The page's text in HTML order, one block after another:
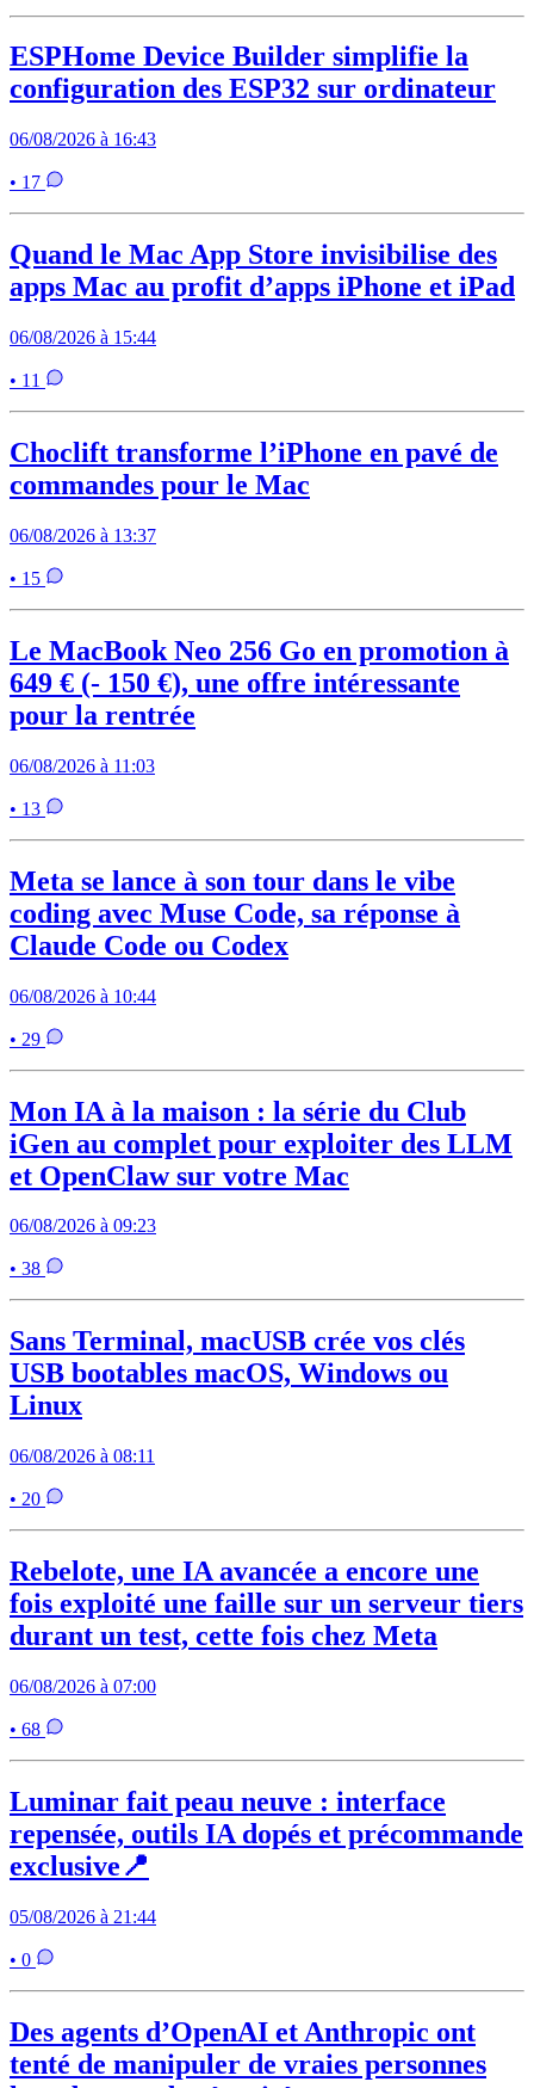
ESPHome Device Builder simplifie la
configuration des ESP32 sur ordinateur
06/08/2026 à 16:43
• 17
Quand le Mac App Store invisibilise des
apps Mac au profit d’apps iPhone et iPad
06/08/2026 à 15:44
• 11
Choclift transforme l’iPhone en pavé de
commandes pour le Mac
06/08/2026 à 13:37
• 15
Le MacBook Neo 256 Go en promotion à
649 € (- 150 €), une offre intéressante
pour la rentrée
06/08/2026 à 11:03
• 13
Meta se lance à son tour dans le vibe
coding avec Muse Code, sa réponse à
Claude Code ou Codex
06/08/2026 à 10:44
• 29
Mon IA à la maison : la série du Club
iGen au complet pour exploiter des LLM
et OpenClaw sur votre Mac
06/08/2026 à 09:23
• 38
Sans Terminal, macUSB crée vos clés
USB bootables macOS, Windows ou
Linux
06/08/2026 à 08:11
• 20
Rebelote, une IA avancée a encore une
fois exploité une faille sur un serveur tiers
durant un test, cette fois chez Meta
06/08/2026 à 07:00
• 68
Luminar fait peau neuve : interface
repensée, outils IA dopés et précommande
exclusive📍
05/08/2026 à 21:44
• 0
Des agents d’OpenAI et Anthropic ont
tenté de manipuler de vraies personnes